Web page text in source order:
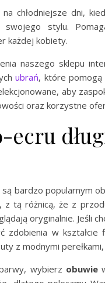
chłodniejsze dni,
swojego stylu.
każdej kobiety.
naszego sklepu
ubrań, które
aby
oraz korzystne
ecru
bardzo popularnym
z tą różnicą, że z
oryginalnie. Jeśli
zdobienia w
z modnymi
wybierz obuwie